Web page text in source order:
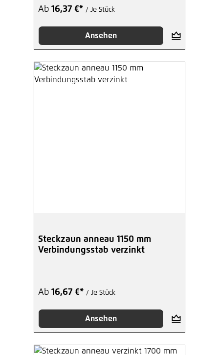
Ab 16,37 €* / Je Stück
Ansehen
Steckzaun anneau 1150 mm
Verbindungsstab verzinkt
Ab 16,67 €* / Je Stück
Ansehen